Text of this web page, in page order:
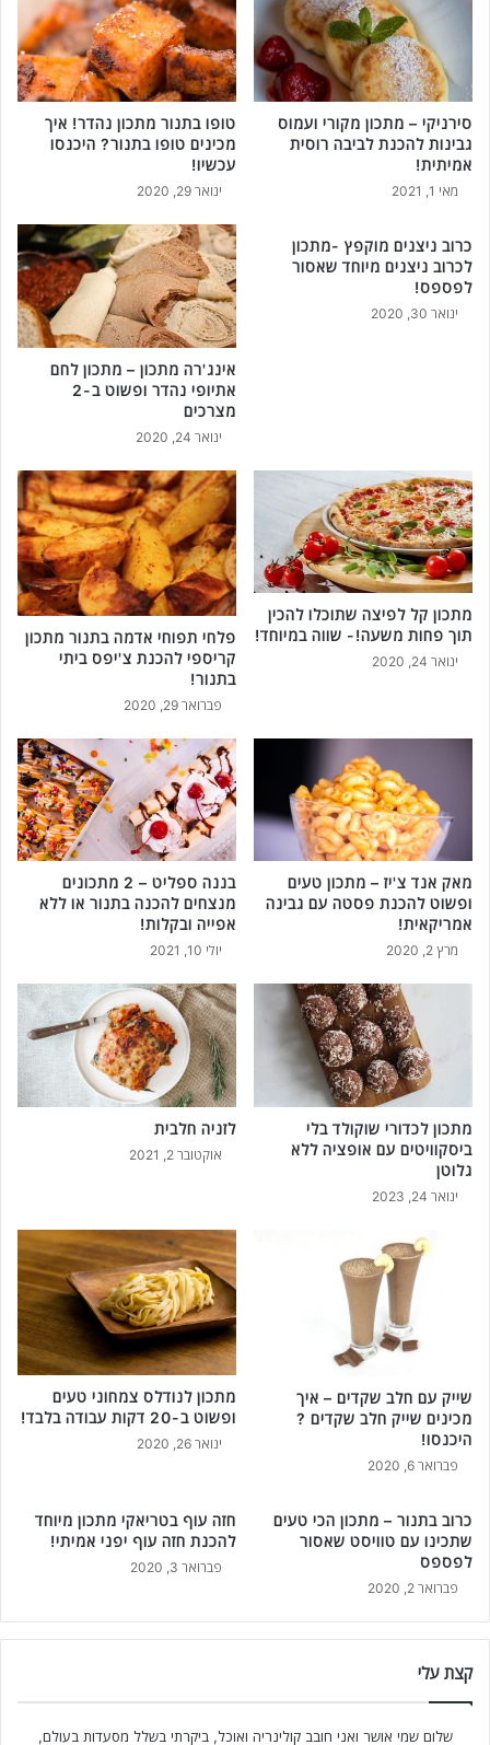
סירניקי – מתכון מקורי ועמוס
גבינות להכנת לביבה רוסית
אמיתית!
מאי 1, 2021
טופו בתנור מתכון נהדר! איך
מכינים טופו בתנור? היכנסו
עכשיו!
ינואר 29, 2020
כרוב ניצנים מוקפץ -מתכון
לכרוב ניצנים מיוחד שאסור
לפספס!
ינואר 30, 2020
אינג'רה מתכון – מתכון לחם
אתיופי נהדר ופשוט ב-2
מצרכים
ינואר 24, 2020
מתכון קל לפיצה שתוכלו להכין
תוך פחות משעה!- שווה במיוחד!
ינואר 24, 2020
פלחי תפוחי אדמה בתנור מתכון
קריספי להכנת צ'יפס ביתי
בתנור!
פברואר 29, 2020
מאק אנד צ'יז – מתכון טעים
ופשוט להכנת פסטה עם גבינה
אמריקאית!
מרץ 2, 2020
בננה ספליט – 2 מתכונים
מנצחים להכנה בתנור או ללא
אפייה ובקלות!
יולי 10, 2021
מתכון לכדורי שוקולד בלי
ביסקוויטים עם אופציה ללא
גלוטן
ינואר 24, 2023
לזניה חלבית
אוקטובר 2, 2021
שייק עם חלב שקדים – איך
מכינים שייק חלב שקדים ?
היכנסו!
פברואר 6, 2020
מתכון לנודלס צמחוני טעים
ופשוט ב-20 דקות עבודה בלבד!
ינואר 26, 2020
כרוב בתנור – מתכון הכי טעים
שתכינו עם טוויסט שאסור
לפספס
פברואר 2, 2020
חזה עוף בטריאקי מתכון מיוחד
להכנת חזה עוף יפני אמיתי!
פברואר 3, 2020
קצת עלי
שלום שמי אושר ואני חובב קולינריה ואוכל, ביקרתי בשלל מסעדות בעולם,